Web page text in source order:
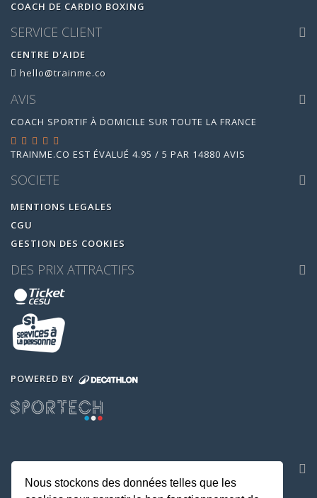
COACH DE CARDIO BOXING
SERVICE CLIENT
CENTRE D'AIDE
hello@trainme.co
AVIS
COACH SPORTIF À DOMICILE SUR TOUTE LA FRANCE
TRAINME.CO EST ÉVALUÉ 4.95 / 5 PAR 14880 AVIS
SOCIETE
MENTIONS LEGALES
CGU
GESTION DES COOKIES
DES PRIX ATTRACTIFS
POWERED BY
Nous stockons des données telles que les